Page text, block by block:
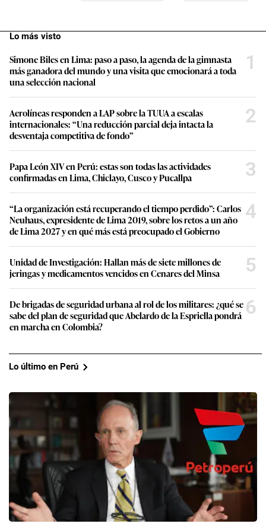
Lo más visto
Simone Biles en Lima: paso a paso, la agenda de la gimnasta
más ganadora del mundo y una visita que emocionará a toda
una selección nacional
1
Aerolíneas responden a LAP sobre la TUUA a escalas
internacionales: “Una reducción parcial deja intacta la
desventaja competitiva de fondo”
2
Papa León XIV en Perú: estas son todas las actividades
confirmadas en Lima, Chiclayo, Cusco y Pucallpa
3
“La organización está recuperando el tiempo perdido”: Carlos
Neuhaus, expresidente de Lima 2019, sobre los retos a un año
de Lima 2027 y en qué más está preocupado el Gobierno
4
Unidad de Investigación: Hallan más de siete millones de
jeringas y medicamentos vencidos en Cenares del Minsa
5
De brigadas de seguridad urbana al rol de los militares: ¿qué se
sabe del plan de seguridad que Abelardo de la Espriella pondrá
en marcha en Colombia?
6
Lo último en Perú